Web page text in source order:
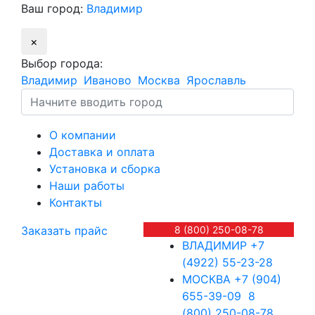
Ваш город: Владимир
×
Выбор города:
Владимир Иваново Москва Ярославль
О компании
Доставка и оплата
Установка и сборка
Наши работы
Контакты
Заказать прайс
8 (800) 250-08-78
ВЛАДИМИР +7
(4922) 55-23-28
МОСКВА +7 (904)
655-39-09 8